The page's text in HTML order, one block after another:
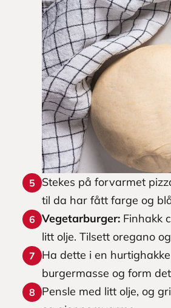
5
Stekes på forvarmet
til da har fått farge og
6 Vegetarburger: Finhakk
litt olje. Tilsett oregano
7
Ha dette i en
burgermasse og form
8
Pensle med litt olje, og